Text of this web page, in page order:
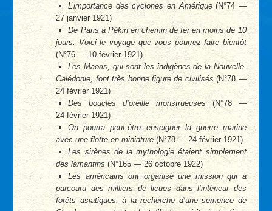
L’importance des cyclones en Amérique(N°74 —
27 janvier 1921)
De Paris à Pékin en chemin de fer en moins de 10
jours. Voici le voyage que vous pourrez faire bientôt
(N°76 — 10 février 1921)
Les Maoris, qui sont les indigènes de la Nouvelle-
Calédonie, font très bonne figure de civilisés(N°78 —
24 février 1921)
Des boucles d’oreille monstrueuses(N°78 —
24 février 1921)
On pourra peut-être enseigner la guerre marine
avec une flotte en miniature(N°78 — 24 février 1921)
Les sirènes de la mythologie étaient simplement
des lamantins (N°165 — 26 octobre 1922)
Les américains ont organisé une mission qui a
parcouru des milliers de lieues dans l’intérieur des
forêts asiatiques, à la recherche d’une semence de